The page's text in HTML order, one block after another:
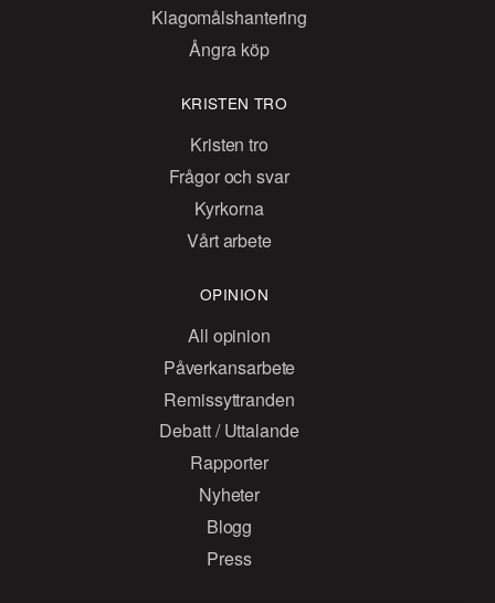
Klagomålshantering
Ångra köp
KRISTEN TRO
Kristen tro
Frågor och svar
Kyrkorna
Vårt arbete
OPINION
All opinion
Påverkansarbete
Remissyttranden
Debatt / Uttalande
Rapporter
Nyheter
Blogg
Press